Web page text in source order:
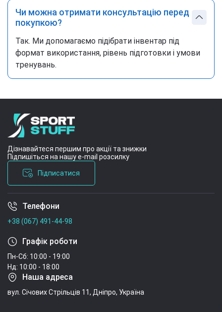
Чи можна отримати консультацію перед
покупкою?
Так. Ми допомагаємо підібрати інвентар під
формат використання, рівень підготовки і умови
тренувань.
Дізнавайтеся першим про акції та знижки
Підпишіться на нашу e-mail розсилку
Підписатися
Умови угоди
Телефони
+38 (067) 491-44-98
Графік роботи
Пн-Сб: 10:00 - 19:00
Нд: 10:00 - 18:00
Наша адреса
вул. Січових Стрільців 11, Дніпро, Україна